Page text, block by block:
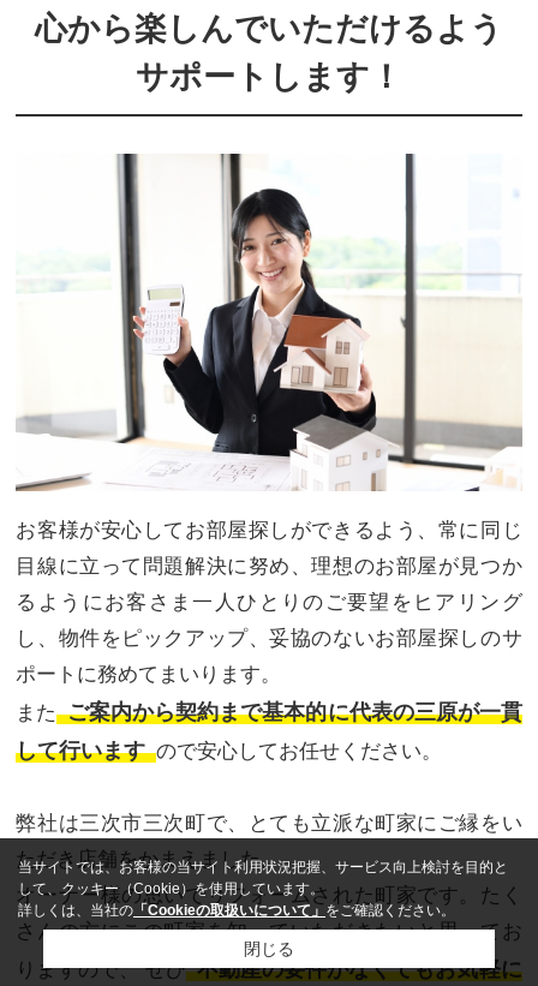
心から楽しんでいただけるよう
サポートします！
お客様が安心してお部屋探しができるよう、常に同じ
目線に立って問題解決に努め、理想のお部屋が見つか
るようにお客さま一人ひとりのご要望をヒアリング
し、物件をピックアップ、妥協のないお部屋探しのサ
ポートに務めてまいります。
また ご案内から契約まで基本的に代表の三原が一貫
して行います ので安心してお任せください。
弊社は三次市三次町で、とても立派な町家にご縁をい
ただき店舗をかまえました。
オーナー様の思いでリフォームされた町家です。たく
さんの方にこの町家を知っていただきたいと思ってお
りますので、 ぜひ 不動産の要件がなくてもお気軽に
当サイトでは、お客様の当サイト利用状況把握、サービス向上検討を目的と
して、クッキー（Cookie）を使用しています。
詳しくは、当社の 「Cookieの取扱いについて」 をご確認ください。
閉じる